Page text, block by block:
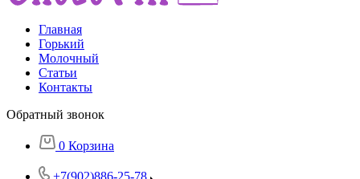
Главная
Горький
Молочный
Статьи
Контакты
Обратный звонок
0 Корзина